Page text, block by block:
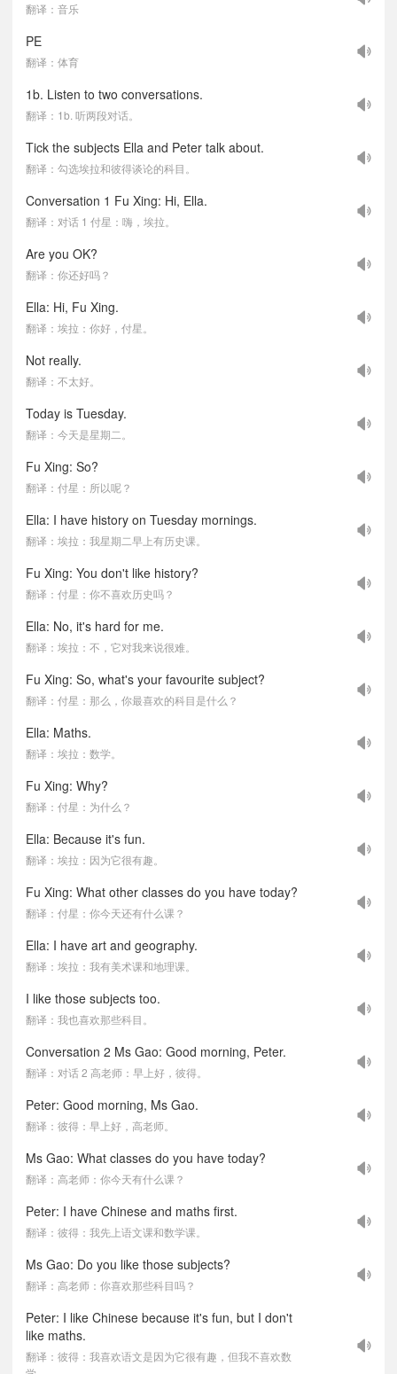
翻译：音乐
PE
翻译：体育
1b. Listen to two conversations.
翻译：1b. 听两段对话。
Tick the subjects Ella and Peter talk about.
翻译：勾选埃拉和彼得谈论的科目。
Conversation 1 Fu Xing: Hi, Ella.
翻译：对话 1 付星：嗨，埃拉。
Are you OK?
翻译：你还好吗？
Ella: Hi, Fu Xing.
翻译：埃拉：你好，付星。
Not really.
翻译：不太好。
Today is Tuesday.
翻译：今天是星期二。
Fu Xing: So?
翻译：付星：所以呢？
Ella: I have history on Tuesday mornings.
翻译：埃拉：我星期二早上有历史课。
Fu Xing: You don't like history?
翻译：付星：你不喜欢历史吗？
Ella: No, it's hard for me.
翻译：埃拉：不，它对我来说很难。
Fu Xing: So, what's your favourite subject?
翻译：付星：那么，你最喜欢的科目是什么？
Ella: Maths.
翻译：埃拉：数学。
Fu Xing: Why?
翻译：付星：为什么？
Ella: Because it's fun.
翻译：埃拉：因为它很有趣。
Fu Xing: What other classes do you have today?
翻译：付星：你今天还有什么课？
Ella: I have art and geography.
翻译：埃拉：我有美术课和地理课。
I like those subjects too.
翻译：我也喜欢那些科目。
Conversation 2 Ms Gao: Good morning, Peter.
翻译：对话 2 高老师：早上好，彼得。
Peter: Good morning, Ms Gao.
翻译：彼得：早上好，高老师。
Ms Gao: What classes do you have today?
翻译：高老师：你今天有什么课？
Peter: I have Chinese and maths first.
翻译：彼得：我先上语文课和数学课。
Ms Gao: Do you like those subjects?
翻译：高老师：你喜欢那些科目吗？
Peter: I like Chinese because it's fun, but I don't
like maths.
翻译：彼得：我喜欢语文是因为它很有趣，但我不喜欢数